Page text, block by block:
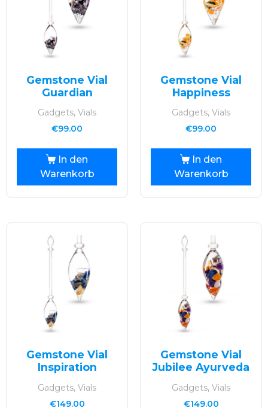
Gemstone Vial
Guardian
Gadgets, Vials
€99.00
In den
Warenkorb
Gemstone Vial
Happiness
Gadgets, Vials
€99.00
In den
Warenkorb
Gemstone Vial
Inspiration
Gadgets, Vials
€149.00
Gemstone Vial
Jubilee Ayurveda
Gadgets, Vials
€149.00